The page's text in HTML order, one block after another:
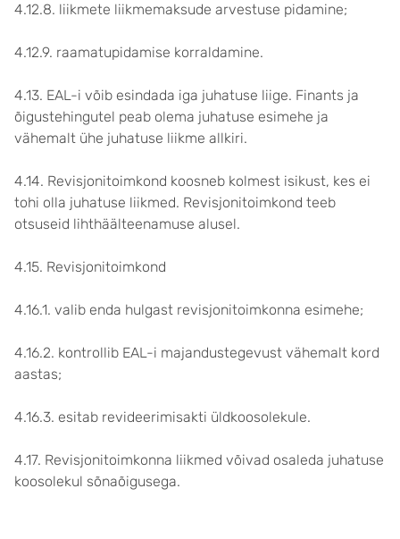
4.12.8. liikmete liikmemaksude arvestuse pidamine;
4.12.9. raamatupidamise korraldamine.
4.13. EAL-i võib esindada iga juhatuse liige. Finants ja
õigustehingutel peab olema juhatuse esimehe ja
vähemalt ühe juhatuse liikme allkiri.
4.14. Revisjonitoimkond koosneb kolmest isikust, kes ei
tohi olla juhatuse liikmed. Revisjonitoimkond teeb
otsuseid lihthäälteenamuse alusel.
4.15. Revisjonitoimkond
4.16.1. valib enda hulgast revisjonitoimkonna esimehe;
4.16.2. kontrollib EAL-i majandustegevust vähemalt kord
aastas;
4.16.3. esitab revideerimisakti üldkoosolekule.
4.17. Revisjonitoimkonna liikmed võivad osaleda juhatuse
koosolekul sõnaõigusega.